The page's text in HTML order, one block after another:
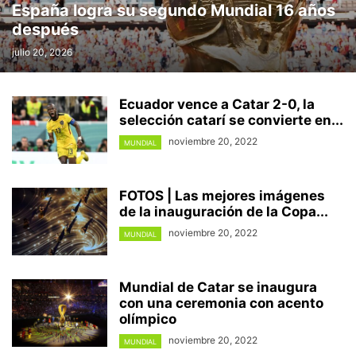
España logra su segundo Mundial 16 años
después
julio 20, 2026
Ecuador vence a Catar 2-0, la
selección catarí se convierte en...
MUNDIAL noviembre 20, 2022
FOTOS | Las mejores imágenes
de la inauguración de la Copa...
MUNDIAL noviembre 20, 2022
Mundial de Catar se inaugura
con una ceremonia con acento
olímpico
MUNDIAL noviembre 20, 2022